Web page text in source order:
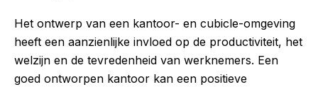
Het ontwerp van een kantoor- en cubicle-omgeving
heeft een aanzienlijke invloed op de productiviteit, het
welzijn en de tevredenheid van werknemers. Een
goed ontworpen kantoor kan een positieve